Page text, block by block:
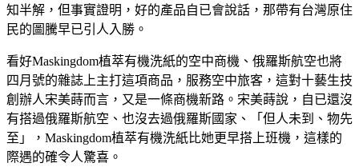
知半解，但事實證明，好的產品自已會說話，那帶有台灣原住
民的圖騰早已引人入勝。
看好Maskingdom植萃有機洗紙的空中商機、俄羅斯航空也將
四月號的雜誌上主打這項商品，服務空中旅客，這對十藝生技
創辦人宋美蒔而言，又是一條商機新路。宋美蒔說，自已還沒
有搭過俄羅斯航空、也沒去過俄羅斯國家、「但人未到、物先
至」，Maskingdom植萃有機洗紙比她更早搭上班機，這樣的
際遇的確令人驚喜。